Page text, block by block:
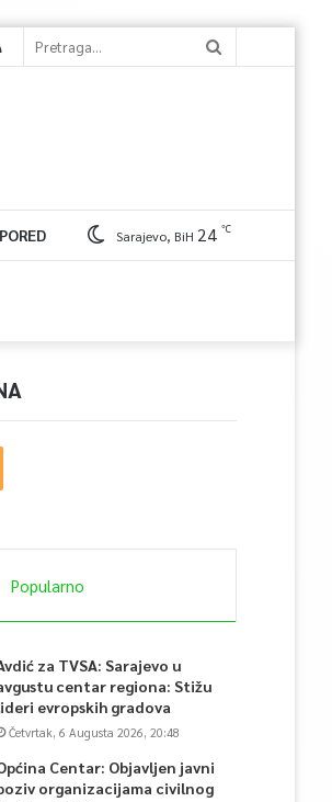
Sarajevo, BiH 24 ℃
Popularno
za TVSA: Sarajevo u
centar regiona: Stižu
evropskih gradova
Četvrtak, 6 Augusta 2026, 20:48
Centar: Objavljen javni
organizacijama civilnog